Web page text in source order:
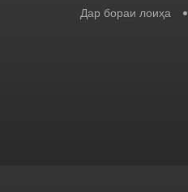
Дар бораи лоиҳа •